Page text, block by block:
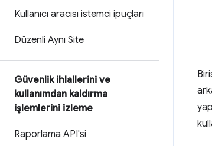
Kullanıcı aracısı istemci ipuçları
Düzenli Aynı Site
Güvenlik ihlallerini ve
kullanımdan kaldırma
işlemlerini izleme
Raporlama API'si